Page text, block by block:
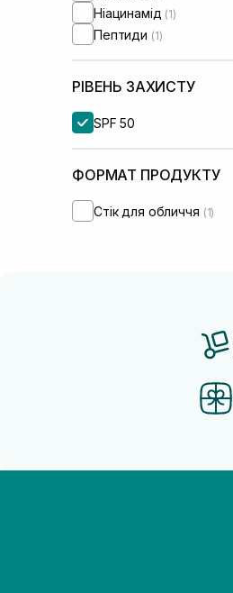
Ніацинамід (1)
Пептиди (1)
РІВЕНЬ ЗАХИСТУ
SPF 50
ФОРМАТ ПРОДУКТУ
Стік для обличчя (1)